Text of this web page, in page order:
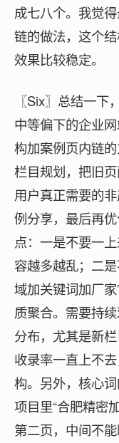
成七八个。我觉
链的做法，这个
效果比较稳定。
〖Six〗总结一
中等偏下的企业
构加案例页内链
栏目规划，把旧
用户真正需要的
例分享，最后再
点：一是不要一
容越多越乱；二
域加关键词加厂
质聚合。需要持
分布，尤其是新
收录率一直上不
构。另外，核心
项目里“合肥精密
第二页，中间不